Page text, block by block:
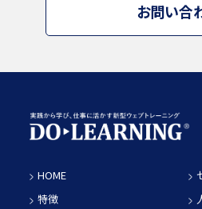
お問い合
HOME
特徴